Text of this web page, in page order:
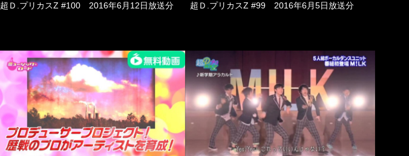
超Ｄ.プリカスZ #100 2016年6月12日放送分 超Ｄ.プリカスZ #99 2016年6月5日放送分